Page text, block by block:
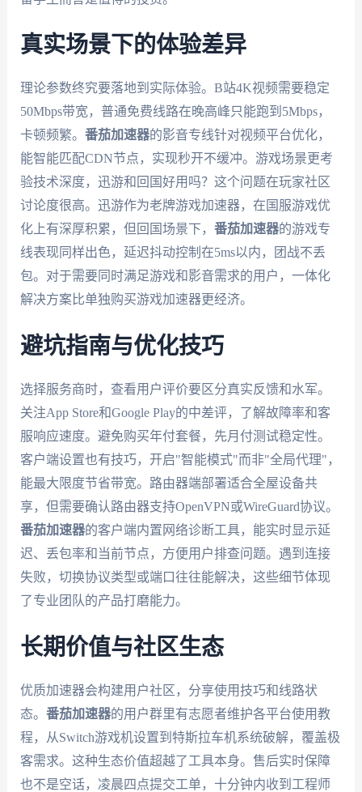
真实场景下的体验差异
理论参数终究要落地到实际体验。B站4K视频需要稳定
50Mbps带宽，普通免费线路在晚高峰只能跑到5Mbps，
卡顿频繁。 番茄加速器的影音专线针对视频平台优化，
能智能匹配CDN节点，实现秒开不缓冲。游戏场景更考
验技术深度，迅游和回国好用吗？这个问题在玩家社区
讨论度很高。迅游作为老牌游戏加速器，在国服游戏优
化上有深厚积累，但回国场景下， 番茄加速器的游戏专
线表现同样出色，延迟抖动控制在5ms以内，团战不丢
包。对于需要同时满足游戏和影音需求的用户，一体化
解决方案比单独购买游戏加速器更经济。
避坑指南与优化技巧
选择服务商时，查看用户评价要区分真实反馈和水军。
关注App Store和Google Play的中差评，了解故障率和客
服响应速度。避免购买年付套餐，先月付测试稳定性。
客户端设置也有技巧，开启"智能模式"而非"全局代理"，
能最大限度节省带宽。路由器端部署适合全屋设备共
享，但需要确认路由器支持OpenVPN或WireGuard协议。
番茄加速器的客户端内置网络诊断工具，能实时显示延
迟、丢包率和当前节点，方便用户排查问题。遇到连接
失败，切换协议类型或端口往往能解决，这些细节体现
了专业团队的产品打磨能力。
长期价值与社区生态
优质加速器会构建用户社区，分享使用技巧和线路状
态。 番茄加速器的用户群里有志愿者维护各平台使用教
程，从Switch游戏机设置到特斯拉车机系统破解，覆盖极
客需求。这种生态价值超越了工具本身。售后实时保障
也不是空话，凌晨四点提交工单，十分钟内收到工程师